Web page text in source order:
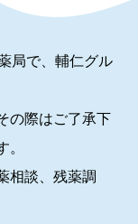
局で、輔仁グル
の際はご了承下
。
相談、残薬調